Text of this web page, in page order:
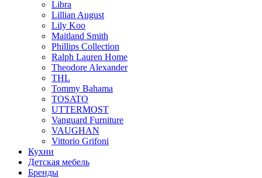
Libra
Lillian August
Lily Koo
Maitland Smith
Phillips Collection
Ralph Lauren Home
Theodore Alexander
THL
Tommy Bahama
TOSATO
UTTERMOST
Vanguard Furniture
VAUGHAN
Vittorio Grifoni
Кухни
Детская мебель
Бренды